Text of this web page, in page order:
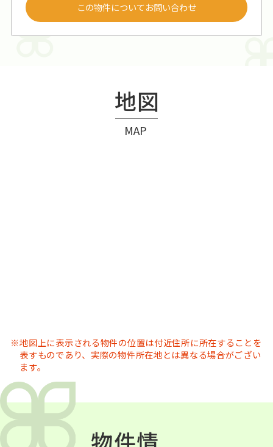
この物件についてお問い合わせ
地図
MAP
地図上に表示される物件の位置は付近住所に所在することを
表すものであり、実際の物件所在地とは異なる場合がござい
ます。